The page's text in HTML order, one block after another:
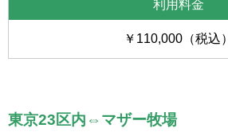
￥110,000（税込）
東京23区内⇔マザー牧場